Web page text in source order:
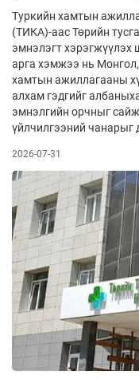
Туркийн хамтын
(ТИКА)-аас Төрийн
эмнэлэгт хэрэгжүүлэх
арга хэмжээ нь
хамтын ажиллагааны
алхам гэдгийг
эмнэлгийн орчныг
үйлчилгээний чанарыг
2026-07-31